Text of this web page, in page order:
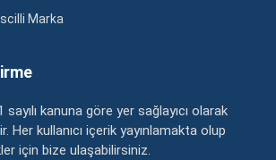
Marka
kanuna göre yer sağlayıcı olarak
Her kullanıcı içerik yayınlamakta olup
için bize ulaşabilirsiniz.